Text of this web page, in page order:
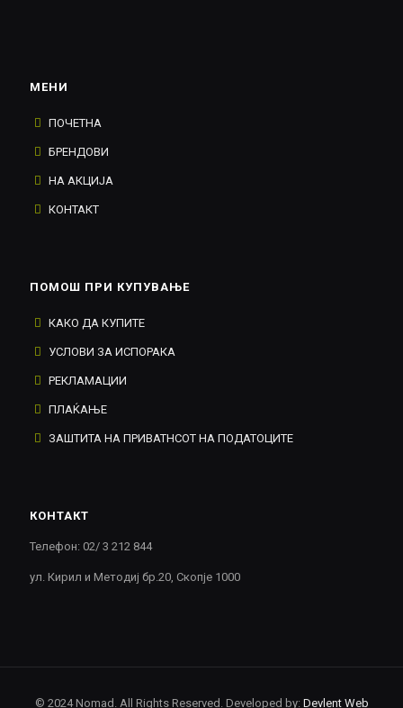
МЕНИ
ПОЧЕТНА
БРЕНДОВИ
НА АКЦИЈА
КОНТАКТ
ПОМОШ ПРИ КУПУВАЊЕ
КАКО ДА КУПИТЕ
УСЛОВИ ЗА ИСПОРАКА
РЕКЛАМАЦИИ
ПЛАЌАЊЕ
ЗАШТИТА НА ПРИВАТНСОТ НА ПОДАТОЦИТЕ
КОНТАКТ
Телефон: 02/ 3 212 844
ул. Кирил и Методиј бр.20, Скопје 1000
© 2024 Nomad. All Rights Reserved. Developed by: Devlent Web